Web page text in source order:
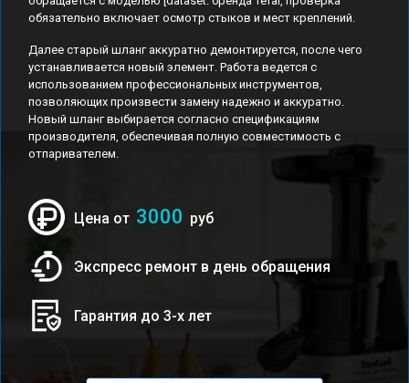
обязательно включает осмотр стыков и мест креплений.
Далее старый шланг аккуратно демонтируется, после чего
устанавливается новый элемент. Работа ведется с
использованием профессиональных инструментов,
позволяющих произвести замену надежно и аккуратно.
Новый шланг выбирается согласно спецификациям
производителя, обеспечивая полную совместимость с
отпаривателем.
Цена от 3000 руб
Экспресс ремонт в день обращения
Гарантия до 3-х лет